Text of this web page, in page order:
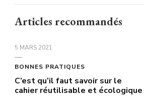
Articles recommandés
5 MARS 2021
BONNES PRATIQUES
C’est qu’il faut savoir sur le
cahier réutilisable et écologique